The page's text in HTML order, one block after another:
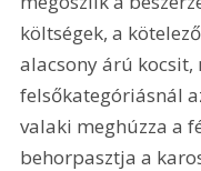
költségek, a
alacsony árú kocsit,
felsőkategóriásnál
valaki meghúzza a
behorpasztja a